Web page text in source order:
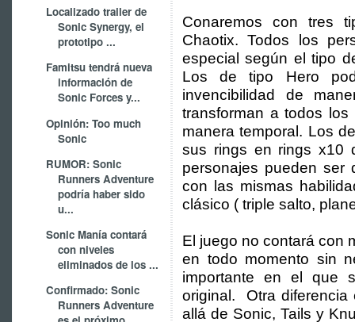
Localizado trailer de
Sonic Synergy, el
prototipo ...
Famitsu tendrá nueva
información de
Sonic Forces y...
Opinión: Too much
Sonic
RUMOR: Sonic
Runners Adventure
podría haber sido
u...
Sonic Manía contará
con niveles
eliminados de los ...
Confirmado: Sonic
Runners Adventure
Conaremos con tres
Chaotix. Todos los
especial según el tipo
Los de tipo Hero
invencibilidad de
transforman a todos
manera temporal. Los
sus rings en rings x10
personajes pueden ser
con las mismas
clásico ( triple salto,
El juego no contará con
en todo momento sin
importante en el que
original. Otra
allá de Sonic, Tails y